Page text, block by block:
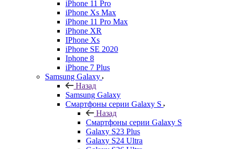
iPhone 11 Pro
iPhone Xs Max
iPhone 11 Pro Max
iPhone XR
IPhone Xs
iPhone SE 2020
Iphone 8
iPhone 7 Plus
Samsung Galaxy
Назад
Samsung Galaxy
Смартфоны серии Galaxy S
Назад
Смартфоны серии Galaxy S
Galaxy S23 Plus
Galaxy S24 Ultra